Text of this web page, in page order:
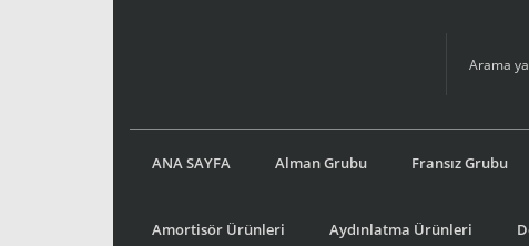
ANA SAYFA Alman Grubu Fransız Grubu
Amortisör Ürünleri Aydınlatma Ürünleri